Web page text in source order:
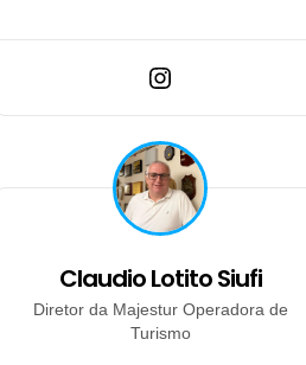
cruzeiros. Já foram diversas
Somente no ano passado, foram 10
cruzeiros!
Claudio Lotito Siufi
Diretor da Majestur Operadora de
Turismo